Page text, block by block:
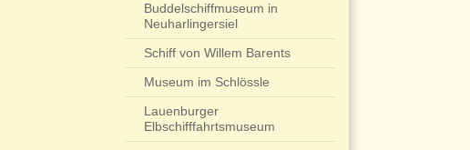
Buddelschiffmuseum in
Neuharlingersiel
Schiff von Willem Barents
Museum im Schlössle
Lauenburger
Elbschifffahrtsmuseum